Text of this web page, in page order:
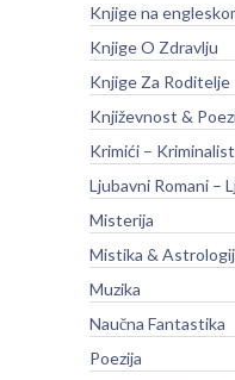
Knjige na
Knjige O Zdravlju
Knjige Za Roditelje
Književnost &
Krimići –
Ljubavni Romani –
Misterija
Mistika &
Muzika
Naučna Fantastika
Poezija